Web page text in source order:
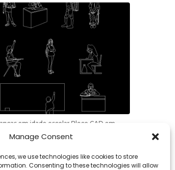
Manage Consent
we use technologies like cookies to store
Consenting to these technologies will allow
em idade escolar Bloco CAD em